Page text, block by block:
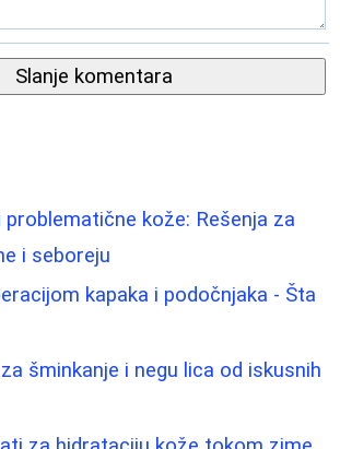
Slanje komentara
problematične kože: Rešenja za
i seboreju
kapaka i podočnjaka - Šta
šminkanje i negu lica od iskusnih